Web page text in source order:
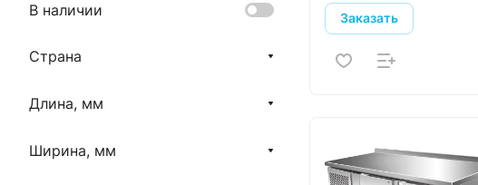
Заказать
Coreco
Cryspi
Eqta
В наличии
Страна
Длина, мм
Ширина, мм